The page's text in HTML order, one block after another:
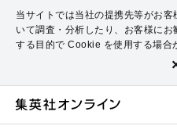
当サイトでは当社の提携先等がお客
いて調査・分析したり、お客様にお
する目的で Cookie を使用する場合